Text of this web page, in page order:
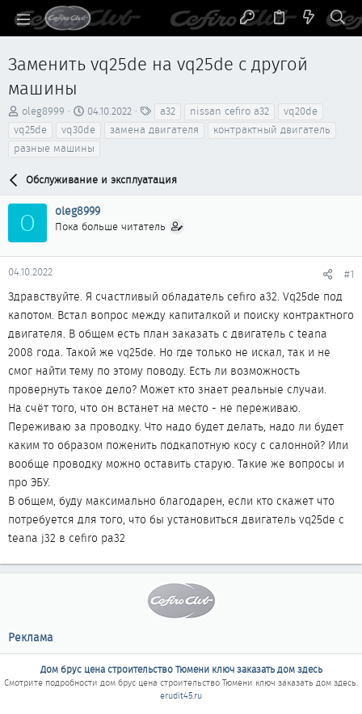
Заменить vq25de на vq25de с другой
машины
А
в
т
о
м
ы
oleg8999
Д
а
т
а
а
а
л
04.10.2022
е
г
a32 nissan cefiro a32
vq20de
vq25de
vq30de замена двигателя
контрактный двигатель
разные машины
Обслуживание и эксплуатация
O oleg8999
Пока больше читатель
04.10.2022 #1
Здравствуйте. Я счастливый обладатель cefiro a32. Vq25de под
капотом. Встал вопрос между капиталкой и поиску контрактного
двигателя. В общем есть план заказать с двигатель с teana
2008 года. Такой же vq25de. Но где только не искал, так и не
смог найти тему по этому поводу. Есть ли возможность
провернуть такое дело? Может кто знает реальные случаи.
На счёт того, что он встанет на место - не переживаю.
Переживаю за проводку. Что надо будет делать, надо ли будет
каким то образом поженить подкапотную косу с салонной? Или
вообще проводку можно оставить старую. Такие же вопросы и
про ЭБУ.
В общем, буду максимально благодарен, если кто скажет что
потребуется для того, что бы установиться двигатель vq25de с
teana j32 в cefiro pa32
Реклама
Дом брус цена строительство Тюмени ключ заказать дом здесь
Смотрите подробности дом брус цена строительство Тюмени ключ заказать дом здесь.
erudit45.ru